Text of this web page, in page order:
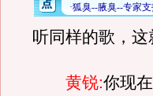
听同样的歌，
黄锐:你现